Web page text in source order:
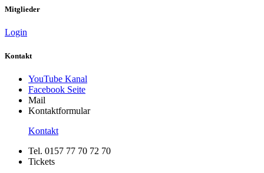
Mitglieder
Login
Kontakt
YouTube Kanal
Facebook Seite
Mail
Kontaktformular
Kontakt
Tel. 0157 77 70 72 70
Tickets